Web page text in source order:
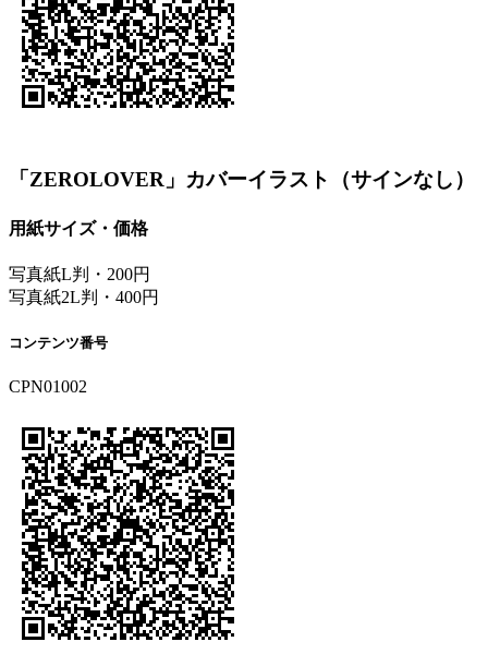
「ZEROLOVER」カバーイラスト（サインなし）
用紙サイズ・価格
写真紙L判・200円
写真紙2L判・400円
コンテンツ番号
CPN01002